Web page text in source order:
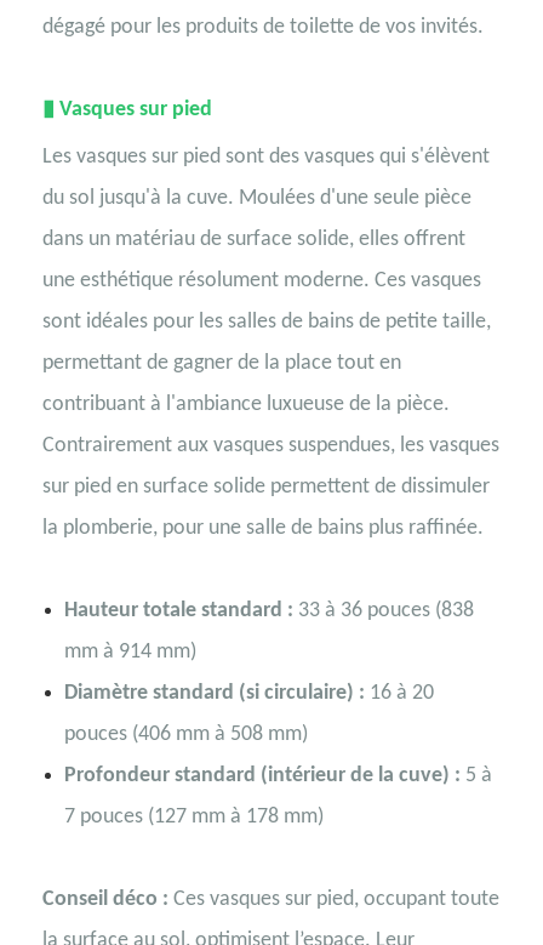
dégagé pour les produits de toilette de vos invités.
Vasques sur pied
Les vasques sur pied sont des vasques qui s'élèvent
du sol jusqu'à la cuve. Moulées d'une seule pièce
dans un matériau de surface solide, elles offrent
une esthétique résolument moderne. Ces vasques
sont idéales pour les salles de bains de petite taille,
permettant de gagner de la place tout en
contribuant à l'ambiance luxueuse de la pièce.
Contrairement aux vasques suspendues, les vasques
sur pied en surface solide permettent de dissimuler
la plomberie, pour une salle de bains plus raffinée.
Hauteur totale standard : 33 à 36 pouces (838
mm à 914 mm)
Diamètre standard (si circulaire) : 16 à 20
pouces (406 mm à 508 mm)
Profondeur standard (intérieur de la cuve) : 5 à
7 pouces (127 mm à 178 mm)
Conseil déco : Ces vasques sur pied, occupant toute